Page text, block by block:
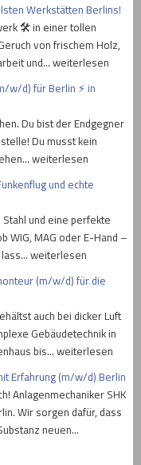
Werkstätten Berlins!
🛠️ in einer tollen
von frischem Holz,
und… weiterlesen
w/d) für Berlin ⚡ in
Du bist der Endgegner
Du musst kein
weiterlesen
und echte
und eine perfekte
WIG, MAG oder E-Hand –
lass… weiterlesen
(m/w/d) für die
auch bei dicker Luft
Gebäudetechnik in
bis… weiterlesen
Erfahrung (m/w/d) Berlin
Anlagenmechaniker SHK
Wir sorgen dafür, dass
neuen…